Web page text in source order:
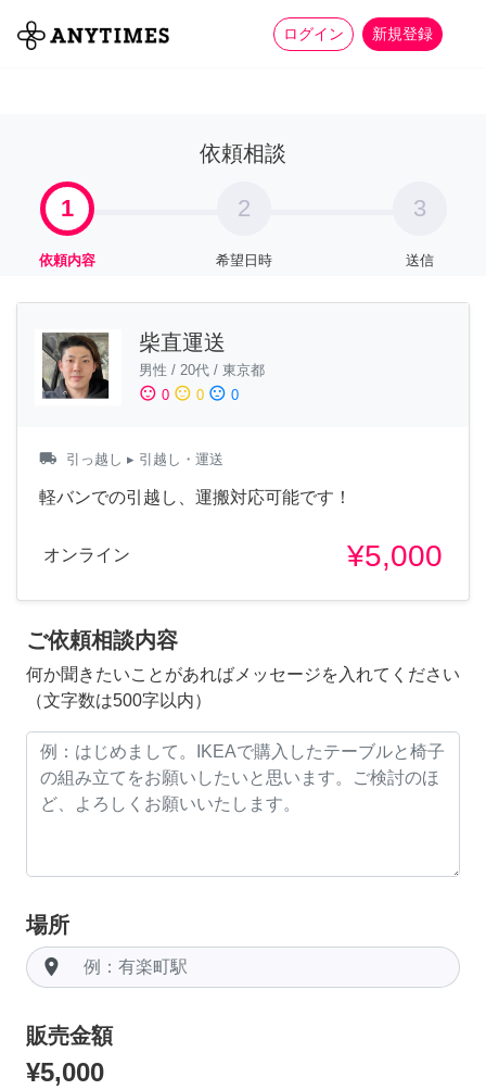
ログイン 新規登録
全て 家事 more_horiz
依頼相談
1
依頼内容
2
希望日時
3
送信
柴直運送
男性 / 20代 / 東京都
sentiment_satisfied 0 sentiment_neutral 0 sentiment_dissatisfied 0
local_shipping 引っ越し ▸ 引越し・運送
軽バンでの引越し、運搬対応可能です！
オンライン ¥5,000
ご依頼相談内容
何か聞きたいことがあればメッセージを入れてください
（文字数は500字以内）
場所
room
販売金額
¥5,000